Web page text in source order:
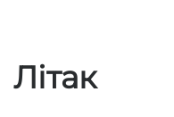
Літак